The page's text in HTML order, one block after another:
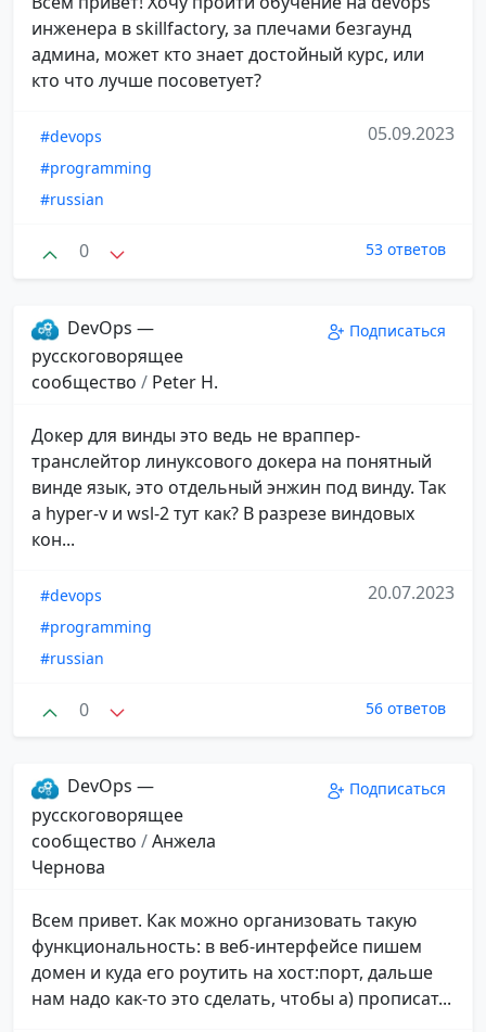
инженера в skillfactory, за плечами безгаунд
админа, может кто знает достойный курс, или
кто что лучше посоветует?
#devops
#programming
#russian
05.09.2023
0 53 ответов
DevOps —
русскоговорящее
сообщество / Peter H.
Подписаться
Докер для винды это ведь не враппер-
транслейтор линуксового докера на понятный
винде язык, это отдельный энжин под винду. Так
а hyper-v и wsl-2 тут как? В разрезе виндовых
кон...
#devops
#programming
#russian
20.07.2023
0 56 ответов
DevOps —
русскоговорящее
сообщество /Анжела
Чернова
Подписаться
Всем привет. Как можно организовать такую
функциональность: в веб-интерфейсе пишем
домен и куда его роутить на хост:порт, дальше
нам надо как-то это сделать, чтобы а) прописат...